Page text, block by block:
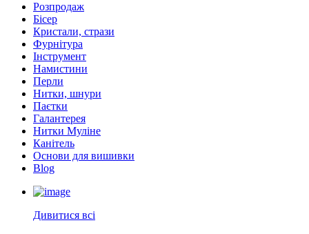
Розпродаж
Бісер
Кристали, стрази
Фурнітура
Інструмент
Намистини
Перли
Нитки, шнури
Паєтки
Галантерея
Нитки Муліне
Канітель
Основи для вишивки
Blog
Дивитися всі